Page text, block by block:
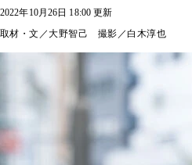
2022年10月26日 18:00 更新
取材・文／大野智己 撮影／白木淳也